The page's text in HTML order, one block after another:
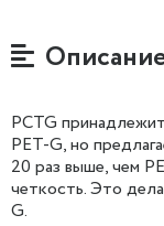
PCTG
PET-G, но
20 раз выше, чем
четкость. Это
G.